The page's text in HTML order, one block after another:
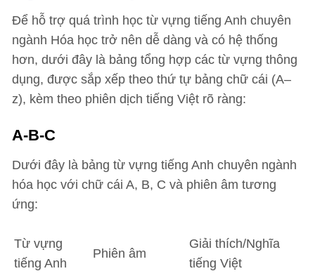
Để hỗ trợ quá trình học từ vựng tiếng Anh chuyên
ngành Hóa học trở nên dễ dàng và có hệ thống
hơn, dưới đây là bảng tổng hợp các từ vựng thông
dụng, được sắp xếp theo thứ tự bảng chữ cái (A–
z), kèm theo phiên dịch tiếng Việt rõ ràng:
A-B-C
Dưới đây là bảng từ vựng tiếng Anh chuyên ngành
hóa học với chữ cái A, B, C và phiên âm tương
ứng:
Từ vựng
tiếng Anh
Phiên âm
Giải thích/Nghĩa
tiếng Việt